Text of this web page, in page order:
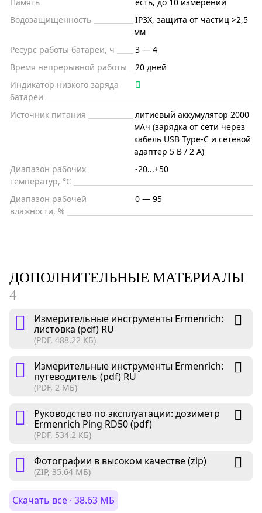
Память
есть, до 10 измерений
Водозащищенность
IP3X, защита от частиц >2,5
мм
Ресурс работы батареи, ч
3 — 4
Время непрерывной работы
20 дней
Индикатор низкого заряда
батареи
Источник питания
литиевый аккумулятор 2000
мАч (зарядка от сети через
кабель USB Type-C и сетевой
адаптер 5 В / 2 А)
Диапазон рабочих
температур, °С
-20...+50
Диапазон рабочей
влажности, %
0 — 95
ДОПОЛНИТЕЛЬНЫЕ МАТЕРИАЛЫ
4
Измерительные инструменты Ermenrich:
листовка (pdf) RU
(PDF, 488.22 КБ)
Измерительные инструменты Ermenrich:
путеводитель (pdf) RU
(PDF, 2 МБ)
Руководство по эксплуатации: дозиметр
Ermenrich Ping RD50 (pdf)
(PDF, 534.2 КБ)
Фотографии в высоком качестве (zip)
(ZIP, 35.64 МБ)
Скачать все · 38.63 МБ